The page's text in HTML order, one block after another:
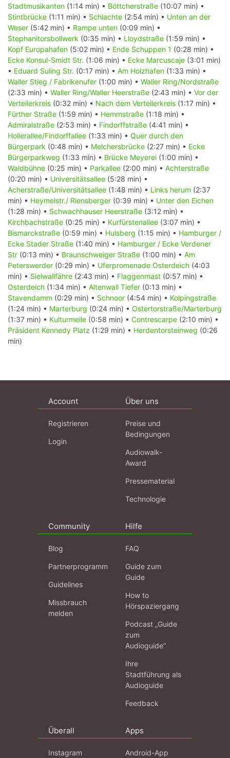
Stadtmusikanten (1:14 min) • Böttcherstraße (10:07 min) •
Stintbrücke (1:11 min) • Schlachte (2:54 min) • Unten an der
Weser (5:42 min) • Rampe unten (0:09 min) •
Stephanitorsbollwerk (0:35 min) • Lloydstraße (1:59 min) •
Kopf Europahafen (5:02 min) • Ende Schuppen 1 (0:28 min) •
Ecke Konsul-Smidt Str. (1:06 min) • Ecke Marcuscaje (3:01 min)
• Eduard Suling Str. (0:17 min) • Am Holzhafen (1:33 min) •
Waller Stieg / Fabrikenufer (1:00 min) • Waller Ring/Nordstraße
(2:33 min) • Waller Ring/Waller Heerstraße (2:43 min) • Vor der
Verteilerkreis (0:32 min) • Nach dem Verteilerkreis (1:17 min) •
Fürther Straße (1:59 min) • Hemmstraße (1:18 min) •
Admiralstraße (2:53 min) • Findorffstraße (4:41 min) •
Hollerallee/Findorffallee (1:33 min) • Quer durch den
Bürgerpark (0:48 min) • Melchersbrücke (2:27 min) • Ecke
Bürgerparkweg (1:33 min) • Brücke Meyerei (1:00 min) •
Waldbühne (0:25 min) • Parkallee (2:00 min) • Achterstraße
(0:20 min) • Universitätsallee (5:28 min) •
Acherstraße/Universitätsallee (1:48 min) • Links herum (2:37
min) • Heymelstr./ Riensberger (0:39 min) • Unter den Eichen
(1:28 min) • Schwachhauser Heerstraße (3:12 min) •
Kirchbachstraße (0:25 min) • Kurfürstenallee (3:07 min) •
Bismarckstraße (0:59 min) • Hulsberg (1:15 min) • Hamburger /
Ecke Stader Straße (1:40 min) • Hamburger / Ecke Verdener
Str (0:13 min) • Braunschweiger Straße (1:00 min) • Am
Peterswerder (0:29 min) • Uferpromenade Osterdeich (4:03
min) • Sielwallfähre (2:43 min) • Flaggenmast (0:57 min) •
Osterdeich (1:34 min) • Altenwall Tiefer (0:13 min) •
Stavendamm (0:29 min) • Schnoor (4:54 min) • Kolpingstraße
(1:24 min) • Marterburg (0:24 min) • Ostertorstraße/Marterburg
(1:37 min) • Kulturmeile (0:58 min) • Contrescarpe (2:10 min) •
Präsident Kennedy Platz (1:29 min) • Herdentorsteinweg (0:26
min)
Account
Registrieren
Login
Über uns
Preise und
Bedingungen
Audiowalk-
Award
Pressematerial
Technologie
Community
Blog
Partnerprogramm
Guidelines
Missbrauch
melden
Hilfe
FAQ
Guide zum
Guide
How to
Hörspaziergang
Podcast „Guide
zum
Audioguide“
Ihre
Stadtführung als
Audioguide
Feedback
Überall
Instagram
Apps
Android-App